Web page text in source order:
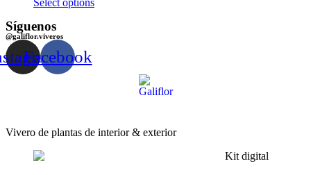
Select options
Síguenos
@galiflor.viveros
Facebook
Vivero de plantas de interior & exterior